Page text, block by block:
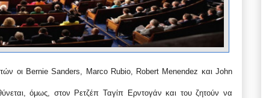
οι Bernie Sanders, Marco Rubio, Robert Menendez και John
όμως, στον Ρετζέπ Ταγίπ Ερντογάν και του ζητούν να